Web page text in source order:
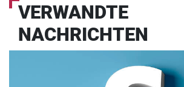
VERWANDTE
NACHRICHTEN